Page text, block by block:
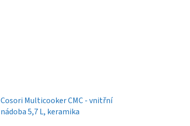
Cosori Multicooker CMC - vnitřní
nádoba 5,7 L, keramika